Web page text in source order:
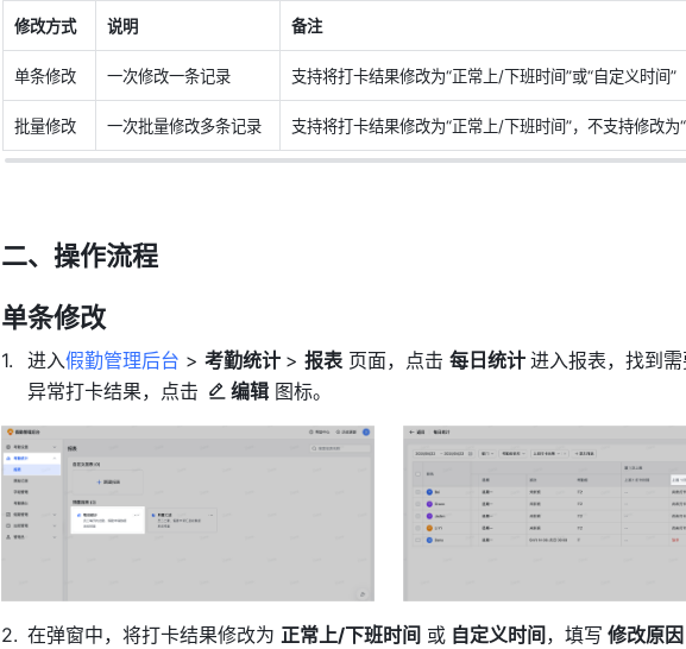
修改方式 说明 备注
单条修改 一次修改一条记录 支持将打卡结果修改为“正常上/下班时间”或“自定义时间”
批量修改 一次批量修改多条记录 支持将打卡结果修改为“正常上/下班时间”，不支持修改为
二、操作流程
单条修改
进入假勤管理后台 > 考勤统计 > 报表 页面，点击 每日统计 进入报表，找到
异常打卡结果，点击
编辑 图标。
在弹窗中，将打卡结果修改为 正常上/下班时间 或 自定义时间 ，填写 修改原